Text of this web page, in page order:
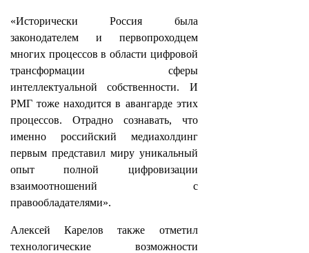
«Исторически Россия была
законодателем и первопроходцем
многих процессов в области цифровой
трансформации сферы
интеллектуальной собственности. И
РМГ тоже находится в авангарде этих
процессов. Отрадно сознавать, что
именно российский медиахолдинг
первым представил миру уникальный
опыт полной цифровизации
взаимоотношений с
правообладателями».
Алексей Карелов также отметил
технологические возможности